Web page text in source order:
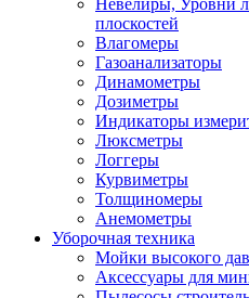
плоскостей
Влагомеры
Газоанализаторы
Динамометры
Дозиметры
Индикаторы
Люксметры
Логгеры
Курвиметры
Толщиномеры
Анемометры
Уборочная техника
Мойки высокого
Аксессуары для